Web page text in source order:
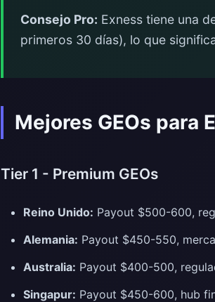
Consejo Pro: Exness tiene una
primeros 30 días), lo que
Mejores GEOs para
Tier 1 - Premium GEOs
Reino Unido: Payout $500-600,
Alemania: Payout $450-550,
Australia: Payout $400-500,
Singapur: Payout $450-600, hub